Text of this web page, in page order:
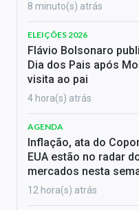
8 minuto(s) atrás
ELEIÇÕES 2026
Flávio Bolsonaro
Dia dos Pais após
visita ao pai
4 hora(s) atrás
AGENDA
Inflação, ata do
EUA estão no radar
mercados nesta
12 hora(s) atrás